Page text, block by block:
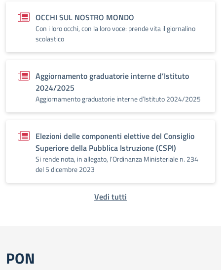
OCCHI SUL NOSTRO MONDO
Con i loro occhi, con la loro voce: prende vita il giornalino
scolastico
Aggiornamento graduatorie interne d’Istituto
2024/2025
Aggiornamento graduatorie interne d’Istituto 2024/2025
Elezioni delle componenti elettive del Consiglio
Superiore della Pubblica Istruzione (CSPI)
Si rende nota, in allegato, l’Ordinanza Ministeriale n. 234
del 5 dicembre 2023
Vedi tutti
PON